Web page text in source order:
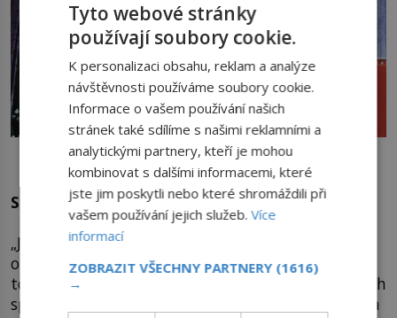
Po smrti své snachy Theofano se císařovna stane regentkou
svého syna, budoucího císaře Oty III.
Synovou regentkou
„Je to vaše vina. Proč se nám pletete do života?“
obviní císařovnaTheofano(955/960–991) svoji
tchyni Adelaidu při jednom z mnoha každodenních
sporů. Vadí jí, že má jako matka stále velký vliv na
Tyto webové stránky
používají soubory cookie.
K personalizaci obsahu, reklam a analýze
návštěvnosti používáme soubory cookie.
Informace o vašem používání našich
stránek také sdílíme s našimi reklamními a
analytickými partnery, kteří je mohou
kombinovat s dalšími informacemi, které
jste jim poskytli nebo které shromáždili při
vašem používání jejich služeb.Více
informací
ZOBRAZIT VŠECHNY PARTNERY (1616)
→